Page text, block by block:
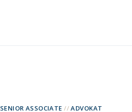
SENIOR ASSOCIATE ADVOKAT